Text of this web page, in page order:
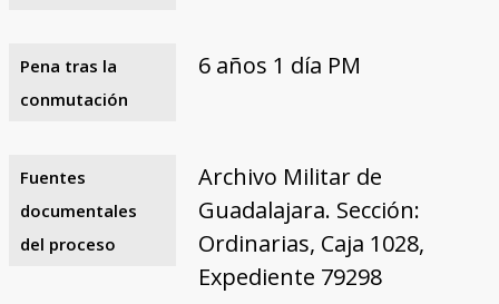
Pena tras la
conmutación
6 años 1 día PM
Fuentes
documentales
del proceso
Archivo Militar de
Guadalajara. Sección:
Ordinarias, Caja 1028,
Expediente 79298